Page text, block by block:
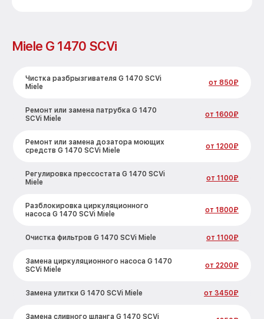
Miele G 1470 SCVi
Чистка разбрызгивателя G 1470 SCVi
Miele
от 850₽
Ремонт или замена патрубка G 1470
SCVi Miele
от 1600₽
Ремонт или замена дозатора моющих
средств G 1470 SCVi Miele
от 1200₽
Регулировка прессостата G 1470 SCVi
Miele
от 1100₽
Разблокировка циркуляционного
насоса G 1470 SCVi Miele
от 1800₽
Очистка фильтров G 1470 SCVi Miele от 1100₽
Замена циркуляционного насоса G 1470
SCVi Miele
от 2200₽
Замена улитки G 1470 SCVi Miele от 3450₽
Замена сливного шланга G 1470 SCVi